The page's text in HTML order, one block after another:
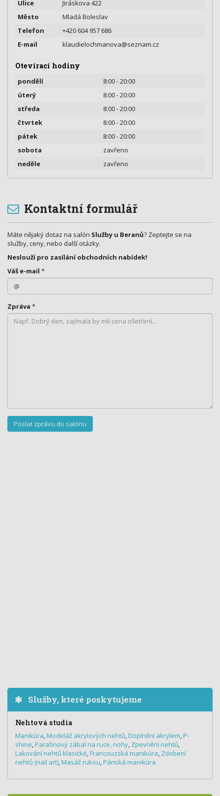
Ulice
Jiráskova 422
Město
Mladá Boleslav
Telefon
+420 604 957 686
E-mail
klaudielochmanova@seznam.cz
Otevírací hodiny
pondělí
8:00 - 20:00
úterý
8:00 - 20:00
středa
8:00 - 20:00
čtvrtek
8:00 - 20:00
pátek
8:00 - 20:00
sobota
zavřeno
neděle
zavřeno
Kontaktní formulář
Máte nějaký dotaz na salón Služby u Beranů? Zeptejte se na
služby, ceny, nebo další otázky.
Neslouží pro zasílání obchodních nabídek!
Váš e-mail *
Zpráva *
Služby, které poskytujeme
Nehtová studia
Manikúra,Modeláž akrylových nehtů,Doplnění akrylem,P-
shine,Parafinový zábal na ruce, nohy, Zpevnění nehtů,
Lakování nehtů klasické,Francouzská manikúra, Zdobení
nehtů (nail art),Masáž rukou,Pánská manikúra